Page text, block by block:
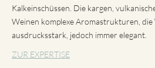
Kalkeinschüssen. Die kargen,
Weinen komplexe Aromastrukturen,
ausdrucksstark, jedoch immer elegant.
ZUR EXPERTISE